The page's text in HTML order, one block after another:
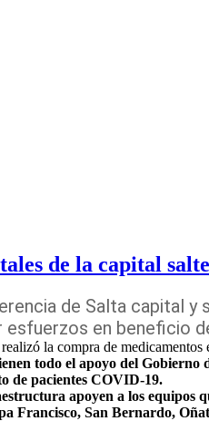
de la capital
de Salta capital
en beneficio
la compra de
todo el apoyo del
de pacientes COVID-19.
apoyen a los equipos
Francisco, San Bernardo,